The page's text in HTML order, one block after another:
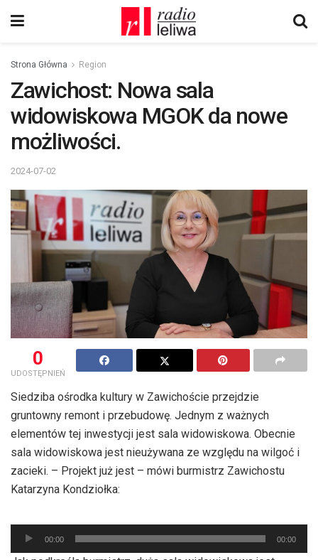
Strona Główna Region
Zawichost: Nowa sala
widowiskowa MGOK da nowe
możliwości.
2024-07-02
0
UDOSTĘPNIEŃ
Siedziba ośrodka kultury w Zawichoście przejdzie
gruntowny remont i przebudowę. Jednym z ważnych
elementów tej inwestycji jest sala widowiskowa. Obecnie
sala widowiskowa jest nieużywana ze względu na wilgoć i
zacieki. – Projekt już jest – mówi burmistrz Zawichostu
Katarzyna Kondziołka:
Odtwarzacz
plików
00:00 00:00